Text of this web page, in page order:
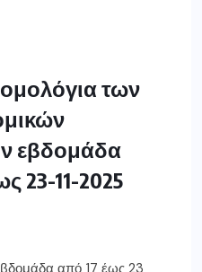
των
εβδομάδα
23-11-2025
από 17 έως 23